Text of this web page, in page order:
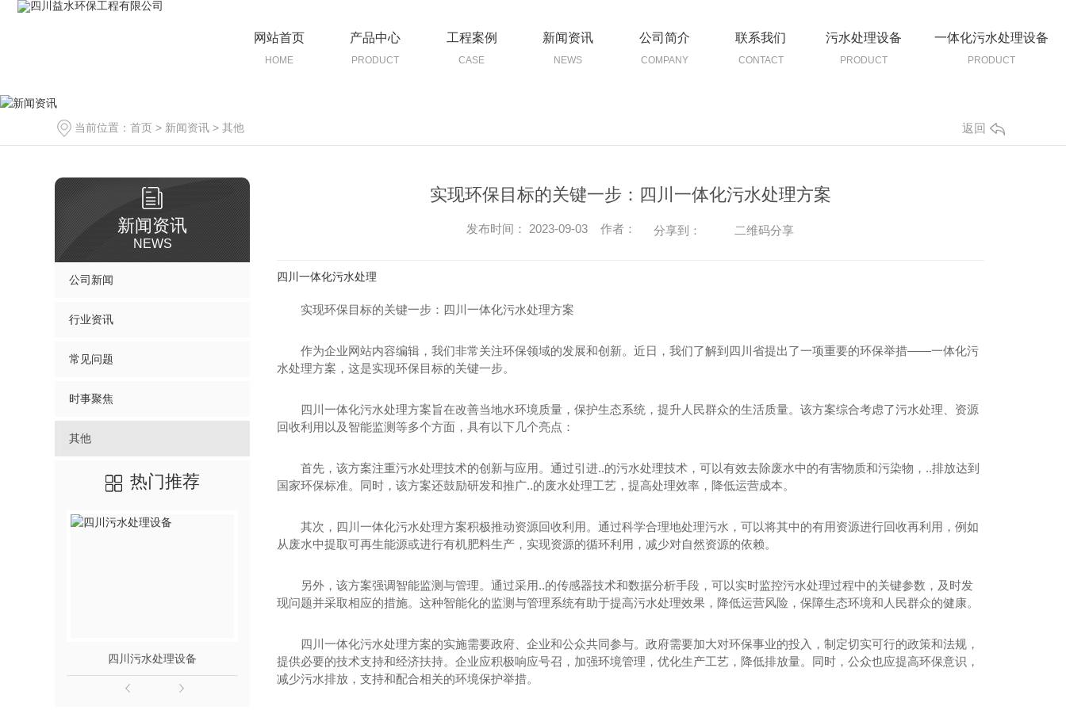
网站首页
HOME
产品中心
PRODUCT
工程案例
CASE
新闻资讯
NEWS
公司简介
COMPANY
联系我们
CONTACT
污水处理设备
PRODUCT
一体化污水处理设备
PRODUCT
当前位置： 首页 > 新闻资讯 > 其他 返回
新闻资讯
NEWS
公司新闻
行业资讯
常见问题
时事聚焦
其他
热门推荐
四川污水处理设备 四川一体化污水处理设备 四川生活污水处理设备 四川医疗污水处理设备
实现环保目标的关键一步：四川一体化污水处理方案
发布时间： 2023-09-03 作者： 分享到： 二维码分享
四川一体化污水处理
实现环保目标的关键一步：四川一体化污水处理方案
作为企业网站内容编辑，我们非常关注环保领域的发展和创新。近日，我们了解到四川省提出了一项重要的环保举措——一体化污
水处理方案，这是实现环保目标的关键一步。
四川一体化污水处理方案旨在改善当地水环境质量，保护生态系统，提升人民群众的生活质量。该方案综合考虑了污水处理、资源
回收利用以及智能监测等多个方面，具有以下几个亮点：
首先，该方案注重污水处理技术的创新与应用。通过引进..的污水处理技术，可以有效去除废水中的有害物质和污染物，..排放达到
国家环保标准。同时，该方案还鼓励研发和推广..的废水处理工艺，提高处理效率，降低运营成本。
其次，四川一体化污水处理方案积极推动资源回收利用。通过科学合理地处理污水，可以将其中的有用资源进行回收再利用，例如
从废水中提取可再生能源或进行有机肥料生产，实现资源的循环利用，减少对自然资源的依赖。
另外，该方案强调智能监测与管理。通过采用..的传感器技术和数据分析手段，可以实时监控污水处理过程中的关键参数，及时发
现问题并采取相应的措施。这种智能化的监测与管理系统有助于提高污水处理效果，降低运营风险，保障生态环境和人民群众的健康。
四川一体化污水处理方案的实施需要政府、企业和公众共同参与。政府需要加大对环保事业的投入，制定切实可行的政策和法规，
提供必要的技术支持和经济扶持。企业应积极响应号召，加强环境管理，优化生产工艺，降低排放量。同时，公众也应提高环保意识，
减少污水排放，支持和配合相关的环境保护举措。